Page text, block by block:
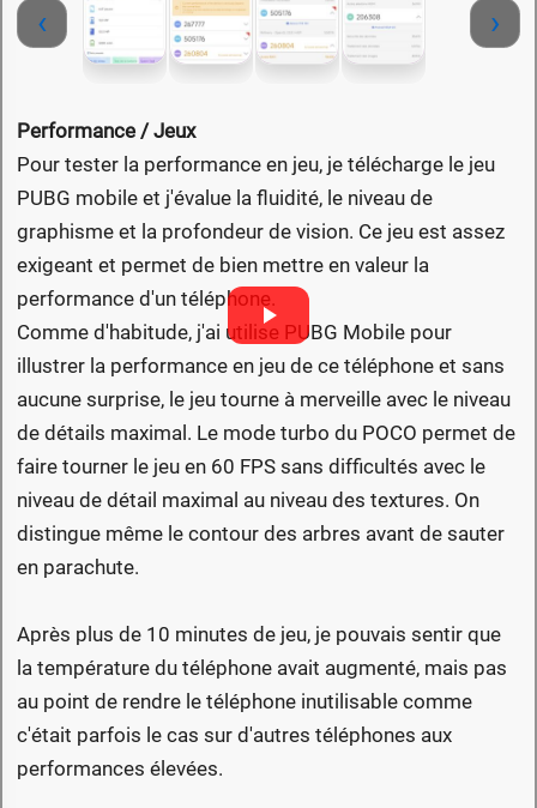
‹ ›
Performance / Jeux
Pour tester la performance en jeu, je télécharge le jeu
PUBG mobile et j'évalue la fluidité, le niveau de
graphisme et la profondeur de vision. Ce jeu est assez
exigeant et permet de bien mettre en valeur la
performance d'un téléphone.
Comme d'habitude, j'ai utilise PUBG Mobile pour
illustrer la performance en jeu de ce téléphone et sans
aucune surprise, le jeu tourne à merveille avec le niveau
de détails maximal. Le mode turbo du POCO permet de
faire tourner le jeu en 60 FPS sans difficultés avec le
niveau de détail maximal au niveau des textures. On
distingue même le contour des arbres avant de sauter
en parachute.
Après plus de 10 minutes de jeu, je pouvais sentir que
la température du téléphone avait augmenté, mais pas
au point de rendre le téléphone inutilisable comme
c'était parfois le cas sur d'autres téléphones aux
performances élevées.